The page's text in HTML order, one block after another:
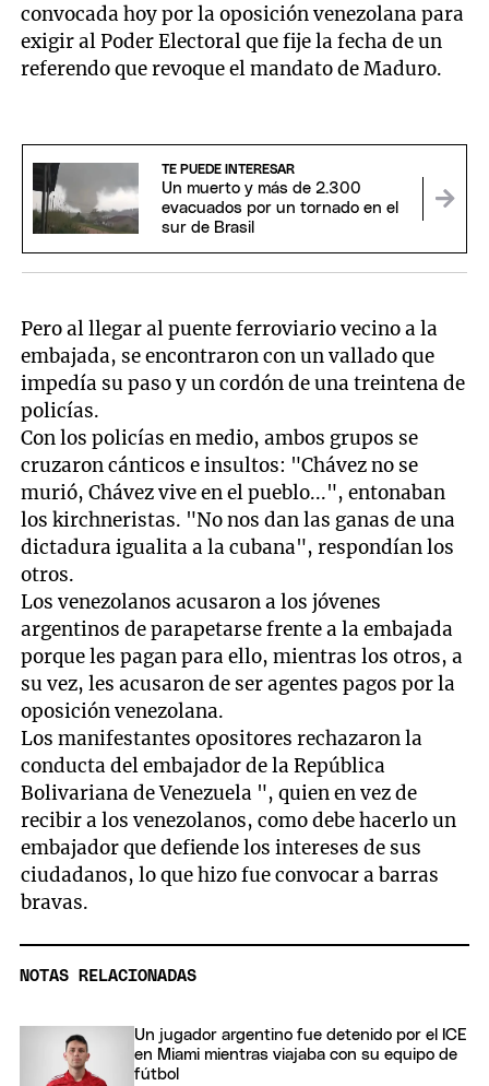
convocada hoy por la oposición venezolana para
exigir al Poder Electoral que fije la fecha de un
referendo que revoque el mandato de Maduro.
TE PUEDE INTERESAR
Un muerto y más de 2.300
evacuados por un tornado en el
sur de Brasil
Pero al llegar al puente ferroviario vecino a la
embajada, se encontraron con un vallado que
impedía su paso y un cordón de una treintena de
policías.
Con los policías en medio, ambos grupos se
cruzaron cánticos e insultos: "Chávez no se
murió, Chávez vive en el pueblo...", entonaban
los kirchneristas. "No nos dan las ganas de una
dictadura igualita a la cubana", respondían los
otros.
Los venezolanos acusaron a los jóvenes
argentinos de parapetarse frente a la embajada
porque les pagan para ello, mientras los otros, a
su vez, les acusaron de ser agentes pagos por la
oposición venezolana.
Los manifestantes opositores rechazaron la
conducta del embajador de la República
Bolivariana de Venezuela ", quien en vez de
recibir a los venezolanos, como debe hacerlo un
embajador que defiende los intereses de sus
ciudadanos, lo que hizo fue convocar a barras
bravas.
NOTAS RELACIONADAS
Un jugador argentino fue detenido por el ICE
en Miami mientras viajaba con su equipo de
fútbol